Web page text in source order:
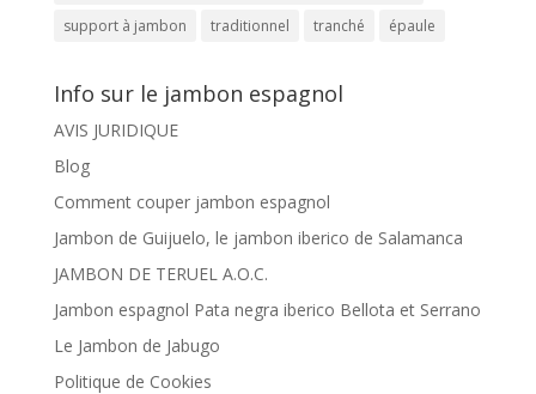
support à jambon
traditionnel tranché épaule
Info sur le jambon espagnol
AVIS JURIDIQUE
Blog
Comment couper jambon espagnol
Jambon de Guijuelo, le jambon iberico de Salamanca
JAMBON DE TERUEL A.O.C.
Jambon espagnol Pata negra iberico Bellota et Serrano
Le Jambon de Jabugo
Politique de Cookies